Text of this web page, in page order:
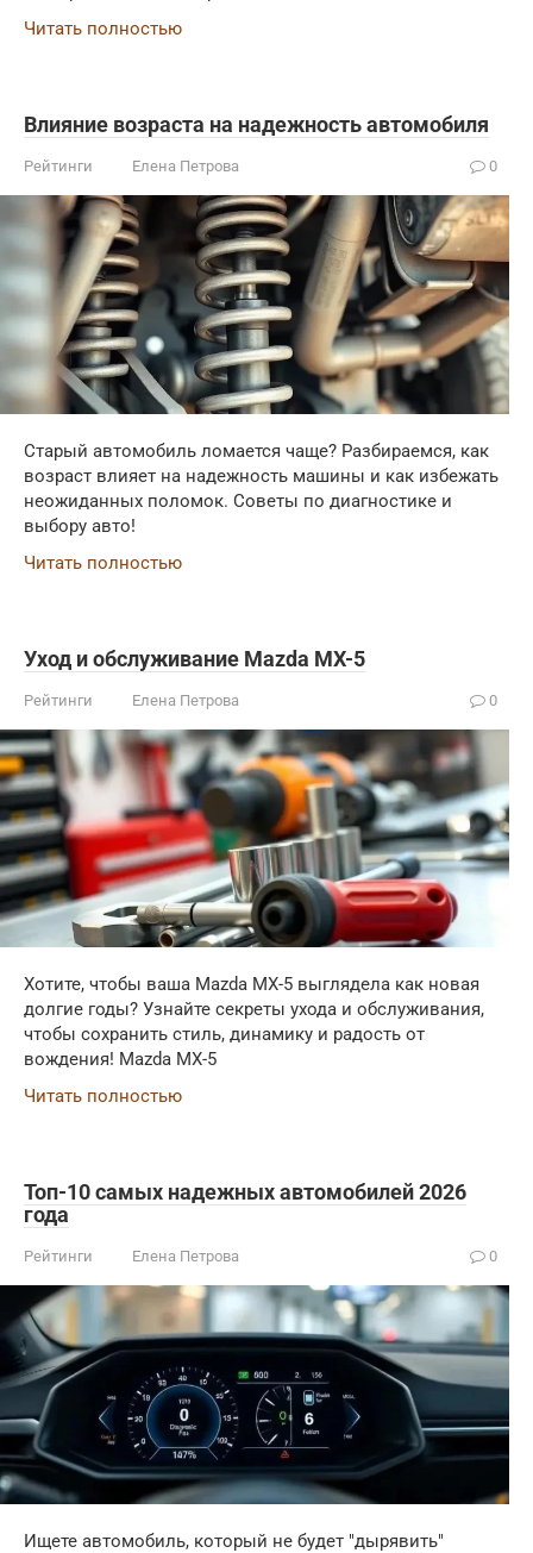
Читать полностью
Влияние возраста на надежность автомобиля
Рейтинги Елена Петрова 0
Старый автомобиль ломается чаще? Разбираемся, как
возраст влияет на надежность машины и как избежать
неожиданных поломок. Советы по диагностике и
выбору авто!
Читать полностью
Уход и обслуживание Mazda MX-5
Рейтинги Елена Петрова 0
Хотите, чтобы ваша Mazda MX-5 выглядела как новая
долгие годы? Узнайте секреты ухода и обслуживания,
чтобы сохранить стиль, динамику и радость от
вождения! Mazda MX-5
Читать полностью
Топ-10 самых надежных автомобилей 2026
года
Рейтинги Елена Петрова 0
Ищете автомобиль, который не будет "дырявить"